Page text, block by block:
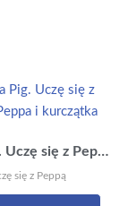
Peppa Pig. Uczę się z Peppą. Peppa i kurczątka
się z Peppą